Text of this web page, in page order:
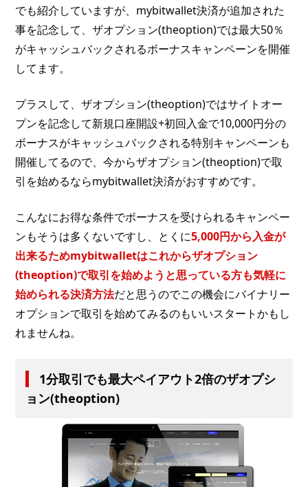
でも紹介していますが、mybitwallet決済が追加された
事を記念して、ザオプション(theoption)では最大50％
がキャッシュバックされるボーナスキャンペーンを開催
してます。
プラスして、ザオプション(theoption)ではサイトオー
プンを記念して新規口座開設+初回入金で10,000円分の
ボーナスがキャッシュバックされる特別キャンペーンも
開催してるので、今からザオプション(theoption)で取
引を始めるならmybitwallet決済がおすすめです。
こんなにお得な条件でボーナスを受けられるキャンペー
ンもそうは多くないですし、とくに5,000円から入金が
出来るためmybitwalletはこれからザオプション
(theoption)で取引を始めようと思っている方も気軽に
始められる決済方法だと思うのでこの機会にバイナリー
オプションで取引を始めてみるのもいいスタートかもし
れませんね。
1分取引でも最大ペイアウト2倍のザオプシ
ョン(theoption)